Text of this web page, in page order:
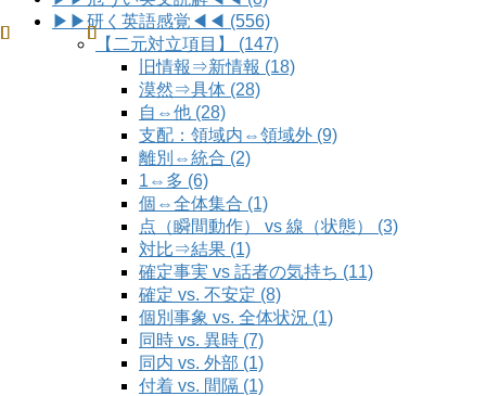
▶▶研く英語感覚◀◀ (556)
【二元対立項目】 (147)
旧情報⇒新情報 (18)
漠然⇒具体 (28)
自⇔他 (28)
支配：領域内⇔領域外 (9)
離別⇔統合 (2)
1⇔多 (6)
個⇔全体集合 (1)
点（瞬間動作） vs 線（状態） (3)
対比⇒結果 (1)
確定事実 vs 話者の気持ち (11)
確定 vs. 不安定 (8)
個別事象 vs. 全体状況 (1)
同時 vs. 異時 (7)
同内 vs. 外部 (1)
付着 vs. 間隔 (1)